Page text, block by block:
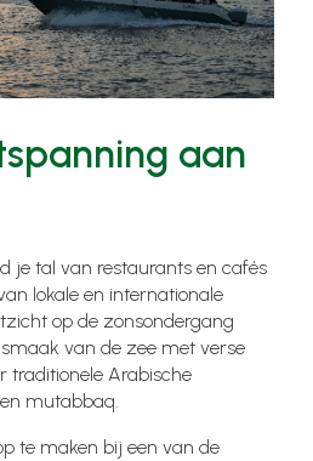
aan
je tal van restaurants en cafés
lokale en internationale
op de zonsondergang
van de zee met verse
traditionele Arabische
mutabbaq.
te maken bij een van de